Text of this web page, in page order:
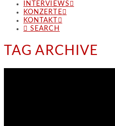
INTERVIEWS
KONZERTE
KONTAKT
SEARCH
TAG ARCHIVE